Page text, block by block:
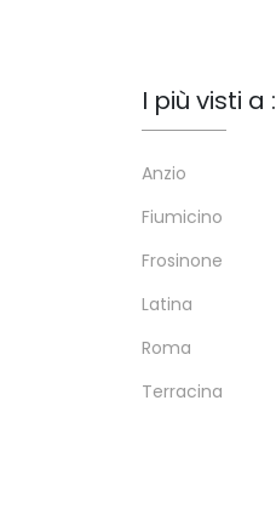
I più visti a :
Anzio
Fiumicino
Frosinone
Latina
Roma
Terracina